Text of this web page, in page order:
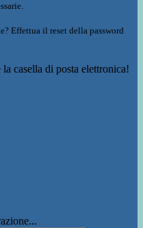
Effettua il reset della password
casella di posta elettronica!